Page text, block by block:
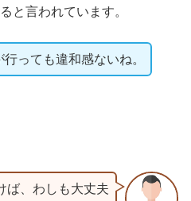
と言われています。
っても違和感ないね。
ば、わしも大丈夫